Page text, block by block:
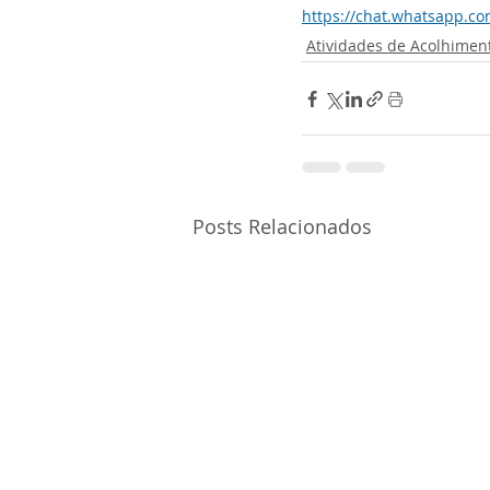
https://
Atividades de
Posts Relacionados